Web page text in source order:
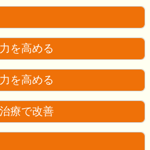
を高める
を高める
療で改善